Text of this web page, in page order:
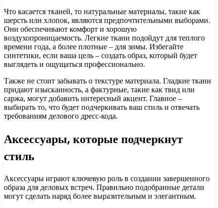
Что касается тканей, то натуральные материалы, такие как
шерсть или хлопок, являются предпочтительными выборами.
Они обеспечивают комфорт и хорошую
воздухопроницаемость. Легкие ткани подойдут для теплого
времени года, а более плотные – для зимы. Избегайте
синтетики, если ваша цель – создать образ, который будет
выглядеть и ощущаться профессионально.
Также не стоит забывать о текстуре материала. Гладкие ткани
придают изысканность, а фактурные, такие как твид или
саржа, могут добавить интересный акцент. Главное –
выбирать то, что будет подчеркивать ваш стиль и отвечать
требованиям делового дресс-кода.
Аксессуары, которые подчеркнут
стиль
Аксессуары играют ключевую роль в создании завершенного
образа для деловых встреч. Правильно подобранные детали
могут сделать наряд более выразительным и элегантным.